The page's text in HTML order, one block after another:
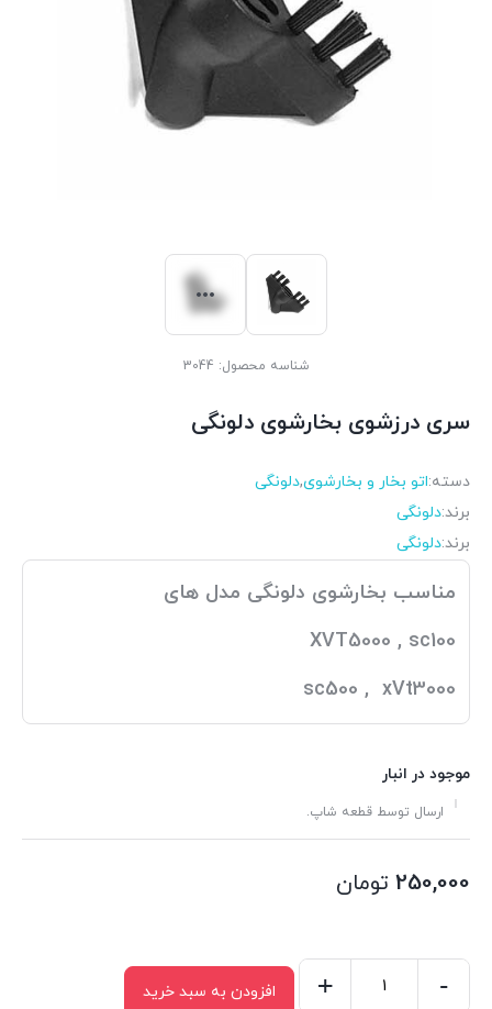
شناسه محصول: 3044
سری درزشوی بخارشوی دلونگی
دسته:اتو بخار و بخارشوی,دلونگی
برند:دلونگی
برند:دلونگی
مناسب بخارشوی دلونگی مدل های
XVT5000 , sc100
sc500 , xVt3000
موجود در انبار
ارسال توسط قطعه شاپ.
250,000 تومان
-
+ افزودن به سبد خرید